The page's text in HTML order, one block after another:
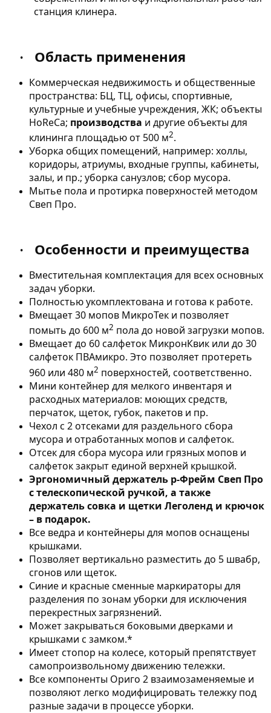
станция клинера.
· Область применения
Коммерческая недвижимость и общественные
пространства: БЦ, ТЦ, офисы, спортивные,
культурные и учебные учреждения, ЖК; объекты
HoReCa; производства и другие объекты для
клининга площадью от 500 м2.
Уборка общих помещений, например: холлы,
коридоры, атриумы, входные группы, кабинеты,
залы, и пр.; уборка санузлов; сбор мусора.
Мытье пола и протирка поверхностей методом
Свеп Про.
· Особенности и преимущества
Вместительная комплектация для всех основных
задач уборки.
Полностью укомплектована и готова к работе.
Вмещает 30 мопов МикроТек и позволяет
помыть до 600 м2 пола до новой загрузки мопов.
Вмещает до 60 салфеток МикронКвик или до 30
салфеток ПВАмикро. Это позволяет протереть
960 или 480 м2 поверхностей, соответственно.
Мини контейнер для мелкого инвентаря и
расходных материалов: моющих средств,
перчаток, щеток, губок, пакетов и пр.
Чехол с 2 отсеками для раздельного сбора
мусора и отработанных мопов и салфеток.
Отсек для сбора мусора или грязных мопов и
салфеток закрыт единой верхней крышкой.
Эргономичный держатель р-Фрейм Свеп Про
с телескопической ручкой, а также
держатель совка и щетки Леголенд и крючок
– в подарок.
Все ведра и контейнеры для мопов оснащены
крышками.
Позволяет вертикально разместить до 5 швабр,
сгонов или щеток.
Синие и красные сменные маркираторы для
разделения по зонам уборки для исключения
перекрестных загрязнений.
Может закрываться боковыми дверками и
крышками с замком.*
Имеет стопор на колесе, который препятствует
самопроизвольному движению тележки.
Все компоненты Ориго 2 взаимозаменяемые и
позволяют легко модифицировать тележку под
разные задачи в процессе уборки.